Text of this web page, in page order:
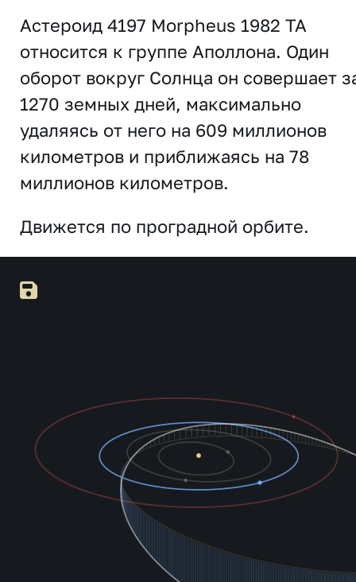
Астероид 4197 Morpheus 1982 TA
относится к группе Аполлона. Один
оборот вокруг Солнца он совершает
1270 земных дней, максимально
удаляясь от него на 609 миллионов
километров и приближаясь на 78
миллионов километров.
Движется по проградной орбите.